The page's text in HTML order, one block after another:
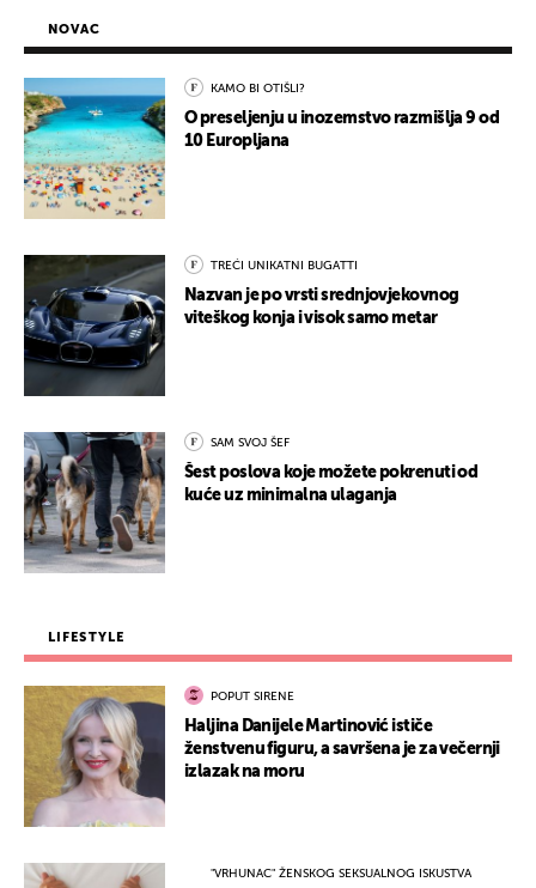
NOVAC
KAMO BI OTIŠLI?
O preseljenju u inozemstvo razmišlja 9 od
10 Europljana
TREĆI UNIKATNI BUGATTI
Nazvan je po vrsti srednjovjekovnog
viteškog konja i visok samo metar
SAM SVOJ ŠEF
Šest poslova koje možete pokrenuti od
kuće uz minimalna ulaganja
LIFESTYLE
POPUT SIRENE
Haljina Danijele Martinović ističe
ženstvenu figuru, a savršena je za večernji
izlazak na moru
"VRHUNAC" ŽENSKOG SEKSUALNOG ISKUSTVA